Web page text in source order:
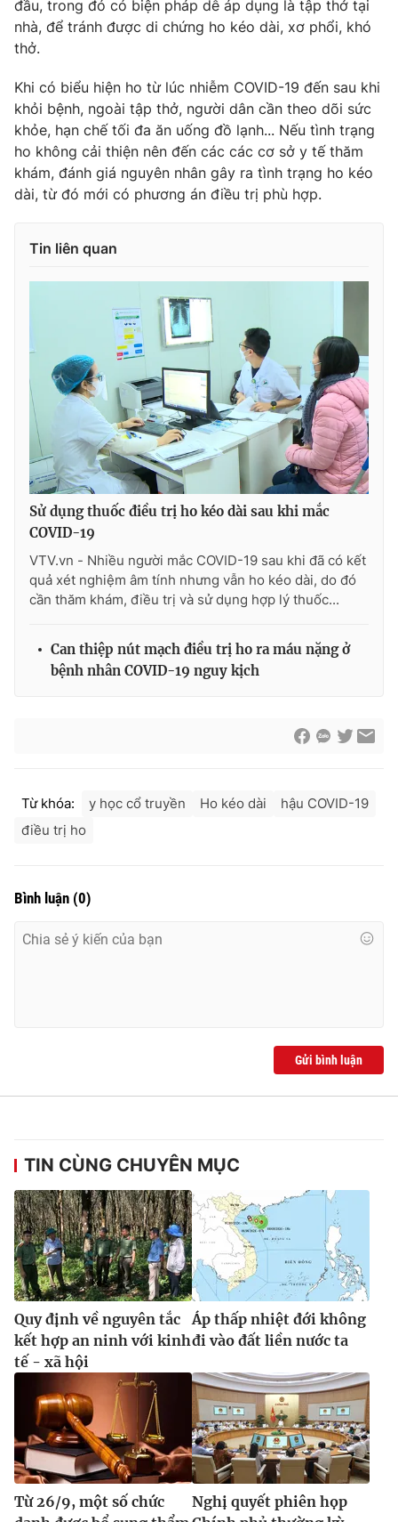
đầu, trong đó có biện pháp dễ áp dụng là tập thở tại
nhà, để tránh được di chứng ho kéo dài, xơ phổi, khó
thở.
Khi có biểu hiện ho từ lúc nhiễm COVID-19 đến sau khi
khỏi bệnh, ngoài tập thở, người dân cần theo dõi sức
khỏe, hạn chế tối đa ăn uống đồ lạnh... Nếu tình trạng
ho không cải thiện nên đến các các cơ sở y tế thăm
khám, đánh giá nguyên nhân gây ra tình trạng ho kéo
dài, từ đó mới có phương án điều trị phù hợp.
Tin liên quan
Sử dụng thuốc điều trị ho kéo dài sau khi mắc
COVID-19
VTV.vn - Nhiều người mắc COVID-19 sau khi đã có kết
quả xét nghiệm âm tính nhưng vẫn ho kéo dài, do đó
cần thăm khám, điều trị và sử dụng hợp lý thuốc...
Can thiệp nút mạch điều trị ho ra máu nặng ở
bệnh nhân COVID-19 nguy kịch
Từ khóa: y học cổ truyền Ho kéo dài
hậu COVID-19
điều trị ho
Bình luận (0)
Gửi bình luận
TIN CÙNG CHUYÊN MỤC
Quy định về nguyên tắc
kết hợp an ninh với kinh
tế - xã hội
Áp thấp nhiệt đới không
đi vào đất liền nước ta
Từ 26/9, một số chức
Nghị quyết phiên họp